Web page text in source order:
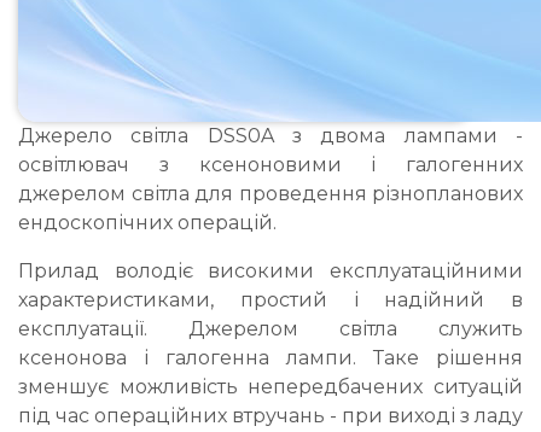
Джерело світла DSS0A з двома лампами -
освітлювач з ксеноновими і галогенних
джерелом світла для проведення різнопланових
ендоскопічних операцій.
Прилад володіє високими експлуатаційними
характеристиками, простий і надійний в
експлуатації. Джерелом світла служить
ксенонова і галогенна лампи. Таке рішення
зменшує можливість непередбачених ситуацій
під час операційних втручань - при виході з ладу